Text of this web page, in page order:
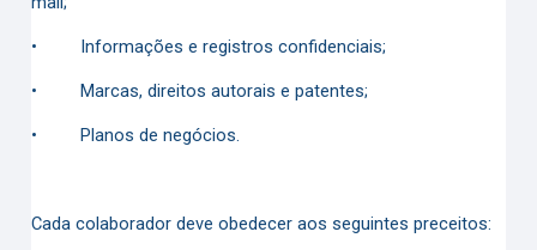
• Informações e registros confidenciais;
•Marcas, direitos autorais e patentes;
•Planos de negócios.
Cada colaborador deve obedecer aos seguintes preceitos: